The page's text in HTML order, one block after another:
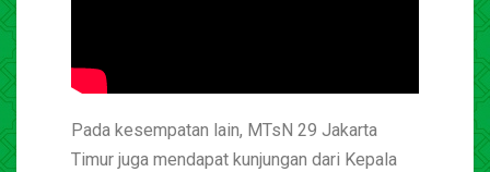
Pada kesempatan lain, MTsN 29 Jakarta
Timur juga mendapat kunjungan dari Kepala